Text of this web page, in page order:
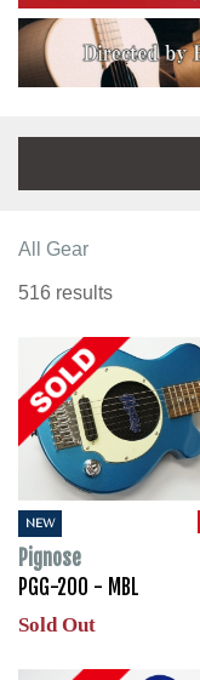
All Gear
516 results
NEW
Pignose
PGG-200 - MBL
Sold Out